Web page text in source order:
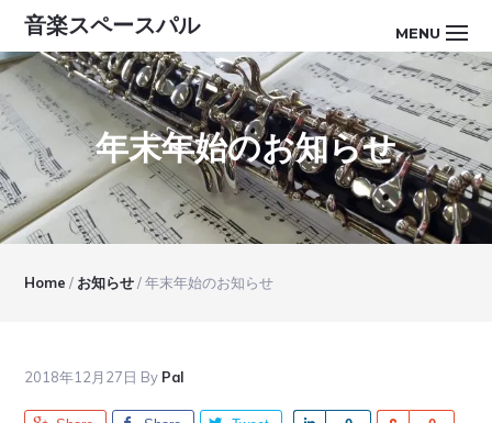
Skip
primary
navigation
Skip
main
content
Skip
primary
sidebar
Skip
footer
音楽スペースパル MENU
年末年始のお知らせ
Home / お知らせ /年末年始のお知らせ
2018年12月27日 By Pal